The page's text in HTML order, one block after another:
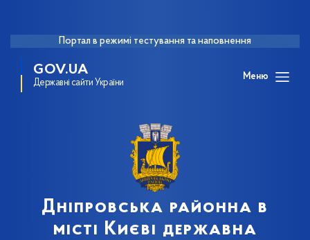
Портал в режимі тестування та наповнення
GOV.UA
Державні сайти України
Меню
Дніпровська районна в
місті Києві державна